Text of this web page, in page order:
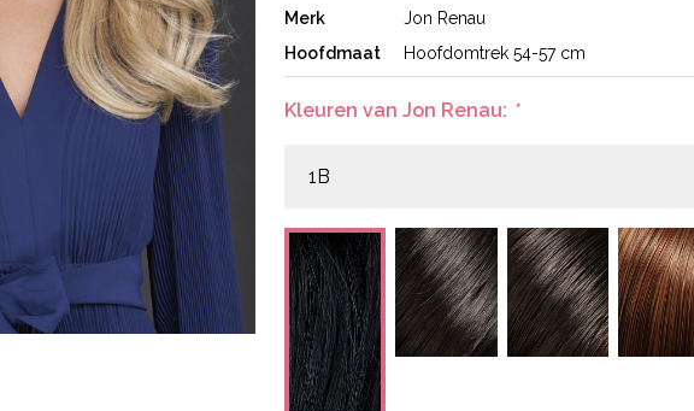
Merk
Jon Renau
Hoofdmaat
Hoofdomtrek 54-57 cm
Kleuren van Jon Renau: *